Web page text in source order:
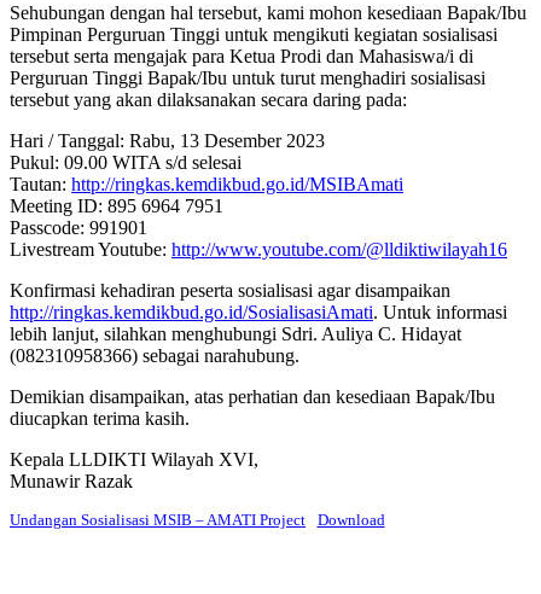
Sehubungan dengan hal tersebut, kami mohon kesediaan Bapak/Ibu
Pimpinan Perguruan Tinggi untuk mengikuti kegiatan sosialisasi
tersebut serta mengajak para Ketua Prodi dan Mahasiswa/i di
Perguruan Tinggi Bapak/Ibu untuk turut menghadiri sosialisasi
tersebut yang akan dilaksanakan secara daring pada:
Hari / Tanggal: Rabu, 13 Desember 2023
Pukul: 09.00 WITA s/d selesai
Tautan: http://ringkas.kemdikbud.go.id/MSIBAmati
Meeting ID: 895 6964 7951
Passcode: 991901
Livestream Youtube: http://www.youtube.com/@lldiktiwilayah16
Konfirmasi kehadiran peserta sosialisasi agar disampaikan
http://ringkas.kemdikbud.go.id/SosialisasiAmati. Untuk informasi
lebih lanjut, silahkan menghubungi Sdri. Auliya C. Hidayat
(082310958366) sebagai narahubung.
Demikian disampaikan, atas perhatian dan kesediaan Bapak/Ibu
diucapkan terima kasih.
Kepala LLDIKTI Wilayah XVI,
Munawir Razak
Undangan Sosialisasi MSIB – AMATI Project Download